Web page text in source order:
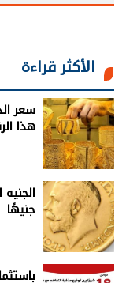
الأكثر قراءة
هذا
جنيهًا